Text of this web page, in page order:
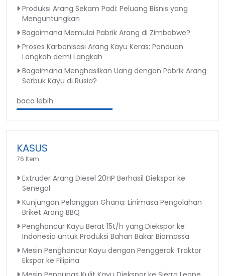
Produksi Arang Sekam Padi: Peluang Bisnis yang
Menguntungkan
Bagaimana Memulai Pabrik Arang di Zimbabwe?
Proses Karbonisasi Arang Kayu Keras: Panduan
Langkah demi Langkah
Bagaimana Menghasilkan Uang dengan Pabrik Arang
Serbuk Kayu di Rusia?
baca lebih
KASUS
76 Item
Extruder Arang Diesel 20HP Berhasil Diekspor ke
Senegal
Kunjungan Pelanggan Ghana: Linimasa Pengolahan
Briket Arang BBQ
Penghancur Kayu Berat 15t/h yang Diekspor ke
Indonesia untuk Produksi Bahan Bakar Biomassa
Mesin Penghancur Kayu dengan Penggerak Traktor
Ekspor ke Filipina